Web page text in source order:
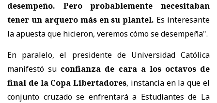
desempeño. Pero probablemente necesitaban
tener un arquero más en su plantel. Es interesante
la apuesta que hicieron, veremos cómo se desempeña".
En paralelo, el presidente de Universidad Católica
manifestó su confianza de cara a los octavos de
final de la Copa Libertadores, instancia en la que el
conjunto cruzado se enfrentará a Estudiantes de La